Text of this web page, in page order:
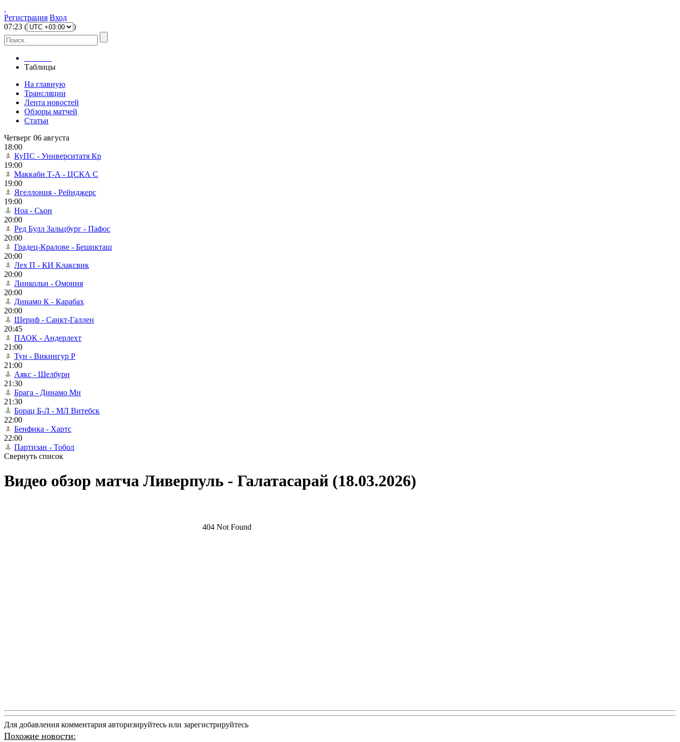
Регистрация Вход
07:23 ( )
Таблицы
На главную
Трансляции
Лента новостей
Обзоры матчей
Статьи
Четверг 06 августа
18:00
КуПС - Университатя Кр
19:00
Маккаби Т-А - ЦСКА С
19:00
Ягеллония - Рейнджерс
19:00
Ноа - Сьон
20:00
Ред Булл Зальцбург - Пафос
20:00
Градец-Кралове - Бешикташ
20:00
Лех П - КИ Клаксвик
20:00
Линкольн - Омония
20:00
Динамо К - Карабах
20:00
Шериф - Санкт-Галлен
20:45
ПАОК - Андерлехт
21:00
Тун - Викингур Р
21:00
Аякс - Шелбурн
21:30
Брага - Динамо Мн
21:30
Борац Б-Л - МЛ Витебск
22:00
Бенфика - Хартс
22:00
Партизан - Тобол
Свернуть список
Видео обзор матча Ливерпуль - Галатасарай (18.03.2026)
Для добавления комментария авторизируйтесь или зарегистрируйтесь
Похожие новости: